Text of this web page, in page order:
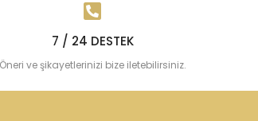
7 / 24 DESTEK
Öneri ve şikayetlerinizi bize iletebilirsiniz.